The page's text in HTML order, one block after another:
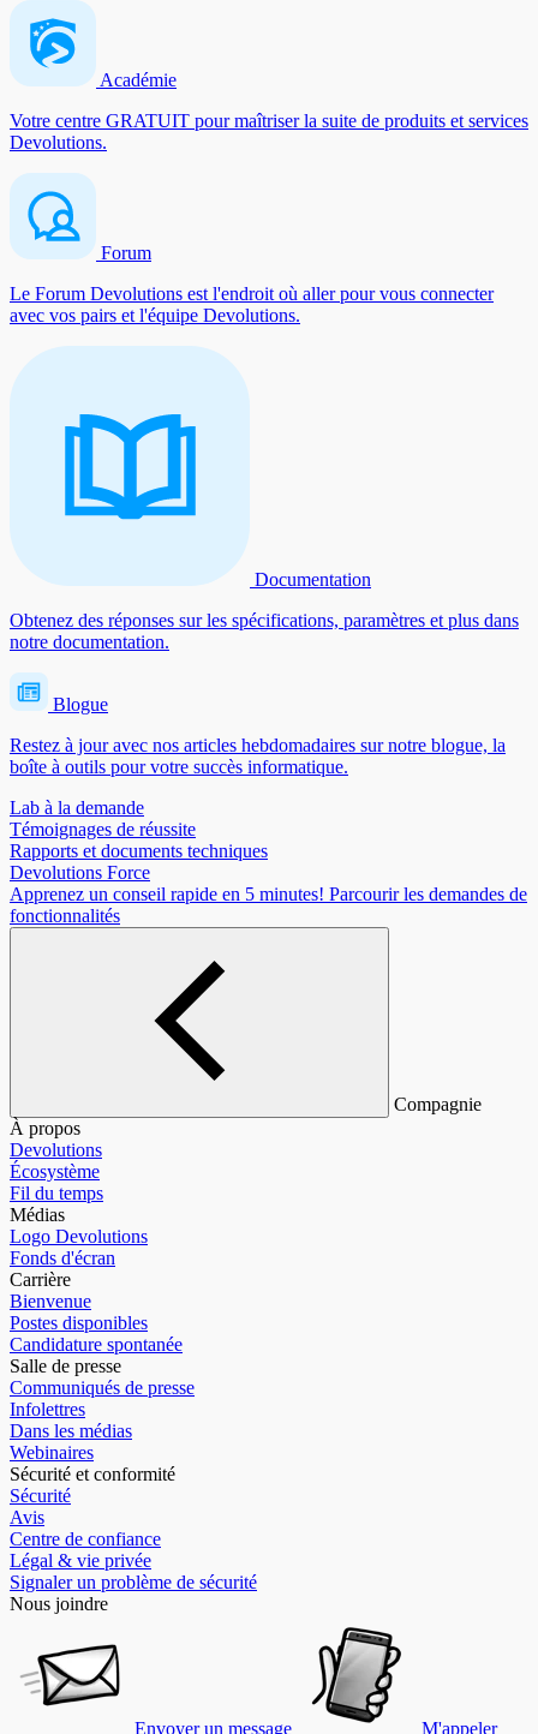
Académie
Votre centre GRATUIT pour maîtriser la suite de produits et services
Devolutions.
Forum
Le Forum Devolutions est l'endroit où aller pour vous connecter
avec vos pairs et l'équipe Devolutions.
Documentation
Obtenez des réponses sur les spécifications, paramètres et plus dans
notre documentation.
Blogue
Restez à jour avec nos articles hebdomadaires sur notre blogue, la
boîte à outils pour votre succès informatique.
Lab à la demande
Témoignages de réussite
Rapports et documents techniques
Devolutions Force
Apprenez un conseil rapide en 5 minutes! Parcourir les demandes de
fonctionnalités
Compagnie
À propos
Devolutions
Écosystème
Fil du temps
Médias
Logo Devolutions
Fonds d'écran
Carrière
Bienvenue
Postes disponibles
Candidature spontanée
Salle de presse
Communiqués de presse
Infolettres
Dans les médias
Webinaires
Sécurité et conformité
Sécurité
Avis
Centre de confiance
Légal & vie privée
Signaler un problème de sécurité
Nous joindre
Envoyer un message M'appeler